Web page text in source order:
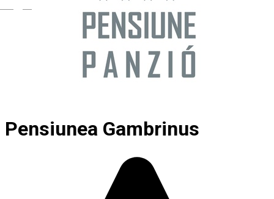
Pensiunea Gambrinus